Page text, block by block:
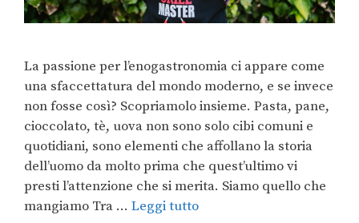
La passione per l’enogastronomia ci appare come
una sfaccettatura del mondo moderno, e se invece
non fosse così? Scopriamolo insieme. Pasta, pane,
cioccolato, tè, uova non sono solo cibi comuni e
quotidiani, sono elementi che affollano la storia
dell’uomo da molto prima che quest’ultimo vi
presti l’attenzione che si merita. Siamo quello che
mangiamo Tra … Leggi tutto